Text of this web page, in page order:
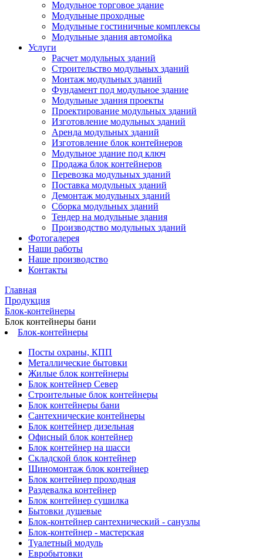
Модульное торговое здание
Модульные проходные
Модульные гостиничные комплексы
Модульные здания автомойка
Услуги
Расчет модульных зданий
Строительство модульных зданий
Монтаж модульных зданий
Фундамент под модульное здание
Модульные здания проекты
Проектирование модульных зданий
Изготовление модульных зданий
Аренда модульных зданий
Изготовление блок контейнеров
Модульное здание под ключ
Продажа блок контейнеров
Перевозка модульных зданий
Поставка модульных зданий
Демонтаж модульных зданий
Сборка модульных зданий
Тендер на модульные здания
Производство модульных зданий
Фотогалерея
Наши работы
Наше производство
Контакты
Главная
Продукция
Блок-контейнеры
Блок контейнеры бани
Блок-контейнеры
Посты охраны, КПП
Металлические бытовки
Жилые блок контейнеры
Блок контейнер Север
Строительные блок контейнеры
Блок контейнеры бани
Сантехнические контейнеры
Блок контейнер дизельная
Офисный блок контейнер
Блок контейнер на шасси
Складской блок контейнер
Шиномонтаж блок контейнер
Блок контейнер проходная
Раздевалка контейнер
Блок контейнер сушилка
Бытовки душевые
Блок-контейнер сантехнический - санузлы
Блок-контейнер - мастерская
Туалетный модуль
Евробытовки